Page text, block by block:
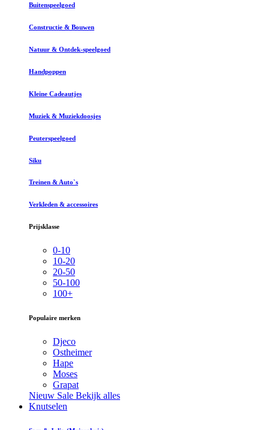
Buitenspeelgoed
Constructie & Bouwen
Natuur & Ontdek-speelgoed
Handpoppen
Kleine Cadeautjes
Muziek & Muziekdoosjes
Peuterspeelgoed
Siku
Treinen & Auto`s
Verkleden & accessoires
Prijsklasse
0-10
10-20
20-50
50-100
100+
Populaire merken
Djeco
Ostheimer
Hape
Moses
Grapat
Nieuw Sale Bekijk alles
Knutselen